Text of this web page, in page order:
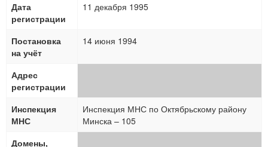
Дата
регистрации
11 декабря 1995
Постановка
на учёт
14 июня 1994
Адрес
регистрации
Инспекция
МНС
Инспекция МНС по Октябрьскому району
Минска – 105
Домены,